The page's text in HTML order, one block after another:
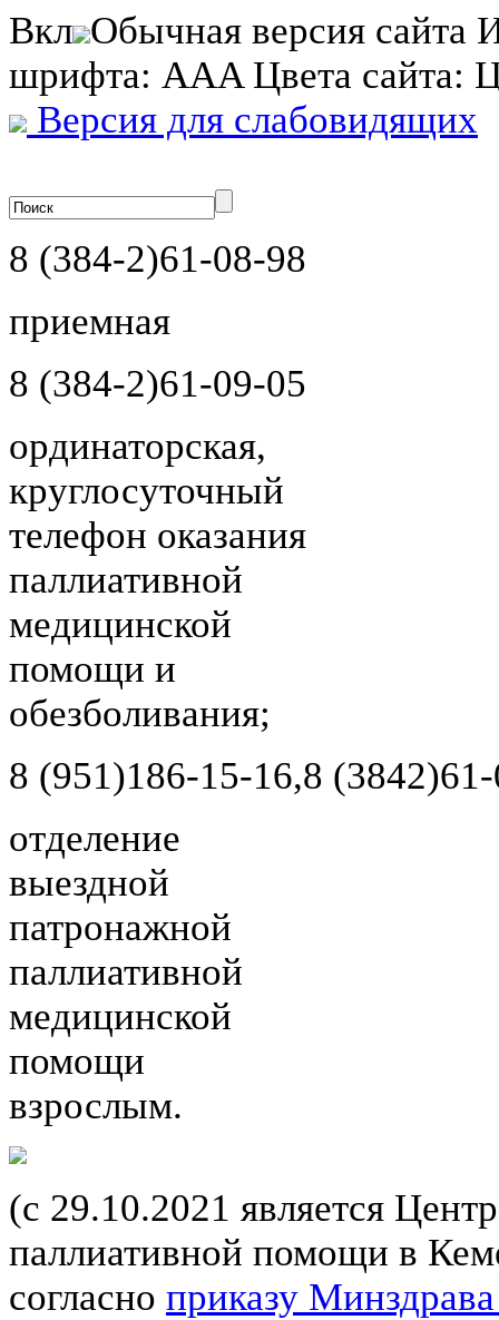
Вкл Обычная версия сайта
шрифта: AAAЦвета сайта:
Версия для слабовидящих
8 (384-2)61-08-98
приемная
8 (384-2)61-09-05
ординаторская,
круглосуточный
телефон оказания
паллиативной
медицинской
помощи и
обезболивания;
8 (951)186-15-16,8 (3842)
отделение
выездной
патронажной
паллиативной
медицинской
помощи
взрослым.
(с 29.10.2021 является
паллиативной помощи в
согласно приказу